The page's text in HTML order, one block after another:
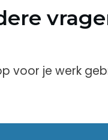
voor je werk